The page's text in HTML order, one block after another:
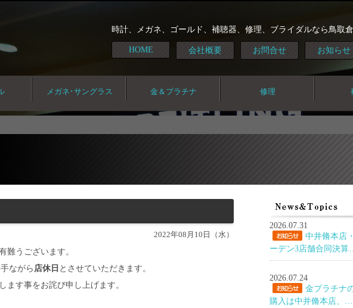
時計、メガネ、ゴールド、補聴器、修理、ブライダルなら鳥取倉
HOME 会社概要 お問合せ お知らせ
メガネ･サングラス 金＆プラチナ 修理
2022年08月10日（水）
難うございます。
ながら 店休日 とさせていただきます。
ます事をお詫び申し上げます。
2026.07.31
中井脩本店
ーデン3店舗合同決
2026.07.24
金プラチナ
購入は中井脩本店、…